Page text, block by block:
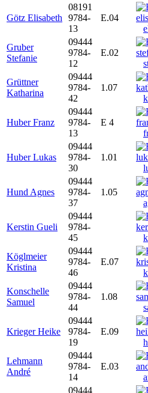
Götz Elisabeth
08191
9784-
13
E.04
Gruber
Stefanie
09444
9784-
12
E.02
Grüttner
Katharina
09444
9784-
42
1.07
Huber Franz
09444
9784-
13
E 4
Huber Lukas
09444
9784-
30
1.01
Hund Agnes
09444
9784-
37
1.05
Kerstin Gueli
09444
9784-
45
Köglmeier
Kristina
09444
9784-
46
E.07
Konschelle
Samuel
09444
9784-
44
1.08
Krieger Heike
09444
9784-
19
E.09
Lehmann
André
09444
9784-
14
E.03
09444